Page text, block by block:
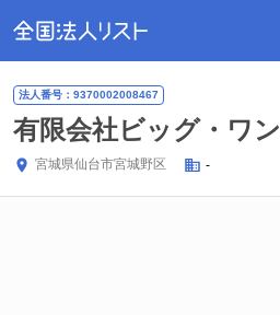
法人番号：9370002008467
有限会社ビッグ・ワン
宮城県仙台市宮城野区 -